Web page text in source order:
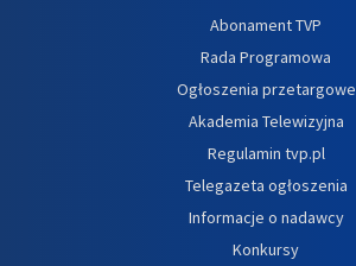
Abonament TVP
Rada Programowa
Ogłoszenia przetargowe
Akademia Telewizyjna
Regulamin tvp.pl
Telegazeta ogłoszenia
Informacje o nadawcy
Konkursy